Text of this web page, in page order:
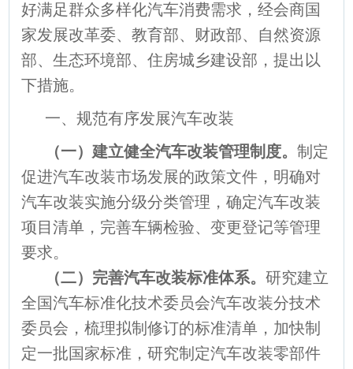
好满足群众多样化汽车消费需求，经会商国
家发展改革委、教育部、财政部、自然资源
部、生态环境部、住房城乡建设部，提出以
下措施。
一、规范有序发展汽车改装
（一）建立健全汽车改装管理制度。制定
促进汽车改装市场发展的政策文件，明确对
汽车改装实施分级分类管理，确定汽车改装
项目清单，完善车辆检验、变更登记等管理
要求。
（二）完善汽车改装标准体系。研究建立
全国汽车标准化技术委员会汽车改装分技术
委员会，梳理拟制修订的标准清单，加快制
定一批国家标准，研究制定汽车改装零部件